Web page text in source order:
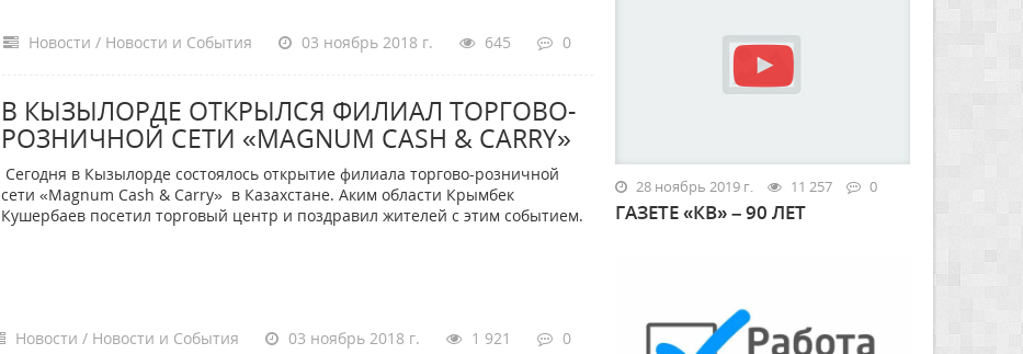
Новости / Новости и События 03 ноябрь 2018 г. 645 0
В КЫЗЫЛОРДЕ ОТКРЫЛСЯ ФИЛИАЛ ТОРГОВО-
РОЗНИЧНОЙ СЕТИ «MAGNUM CASH & CARRY»
Сегодня в Кызылорде состоялось открытие филиала торгово-розничной
сети «Magnum Cash & Carry» в Казахстане. Аким области Крымбек
Кушербаев посетил торговый центр и поздравил жителей с этим событием.
Новости / Новости и События 03 ноябрь 2018 г. 1 921 0
28 ноябрь 2019 г. 11 257 0
ГАЗЕТЕ «КВ» – 90 ЛЕТ